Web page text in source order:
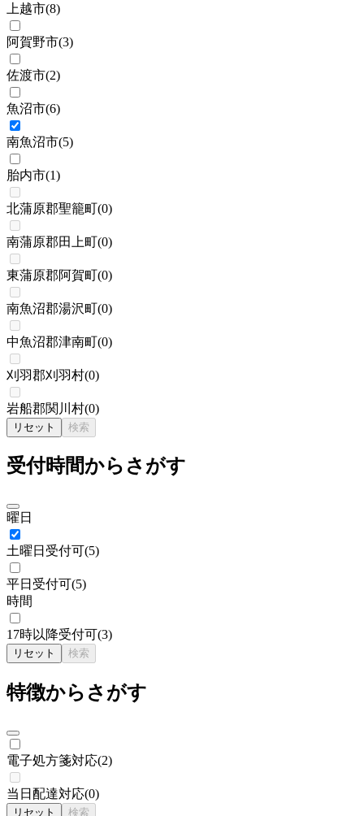
上越市(8)
阿賀野市(3)
佐渡市(2)
魚沼市(6)
南魚沼市(5)
胎内市(1)
北蒲原郡聖籠町(0)
南蒲原郡田上町(0)
東蒲原郡阿賀町(0)
南魚沼郡湯沢町(0)
中魚沼郡津南町(0)
刈羽郡刈羽村(0)
岩船郡関川村(0)
リセット 検索
受付時間からさがす
曜日
土曜日受付可(5)
平日受付可(5)
時間
17時以降受付可(3)
リセット 検索
特徴からさがす
電子処方箋対応(2)
当日配達対応(0)
リセット 検索